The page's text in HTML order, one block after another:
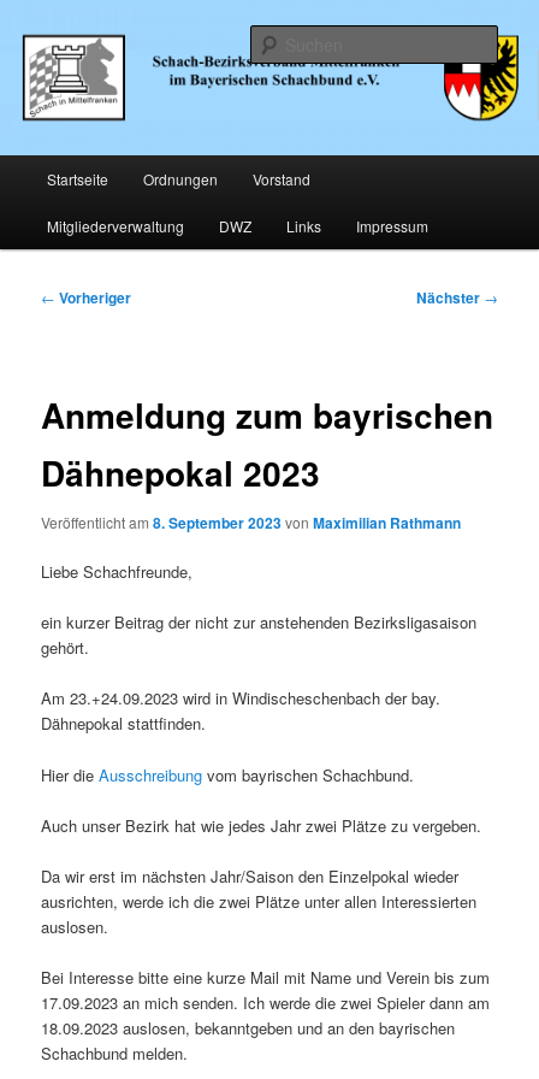
primären
Inhalt
springenSchachbezirk Mittelfranken
Startseite Ordnungen Vorstand
Mitgliederverwaltung DWZ Links Impressum
Beitragsnavigation
← Vorheriger Nächster →
Anmeldung zum bayrischen
Dähnepokal 2023
Veröffentlicht am8. September 2023vonMaximilian Rathmann
Liebe Schachfreunde,
ein kurzer Beitrag der nicht zur anstehenden Bezirksligasaison
gehört.
Am 23.+24.09.2023 wird in Windischeschenbach der bay.
Dähnepokal stattfinden.
Hier dieAusschreibung vom bayrischen Schachbund.
Auch unser Bezirk hat wie jedes Jahr zwei Plätze zu vergeben.
Da wir erst im nächsten Jahr/Saison den Einzelpokal wieder
ausrichten, werde ich die zwei Plätze unter allen Interessierten
auslosen.
Bei Interesse bitte eine kurze Mail mit Name und Verein bis zum
17.09.2023 an mich senden. Ich werde die zwei Spieler dann am
18.09.2023 auslosen, bekanntgeben und an den bayrischen
Schachbund melden.